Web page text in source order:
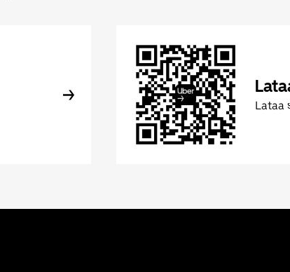
Lataa